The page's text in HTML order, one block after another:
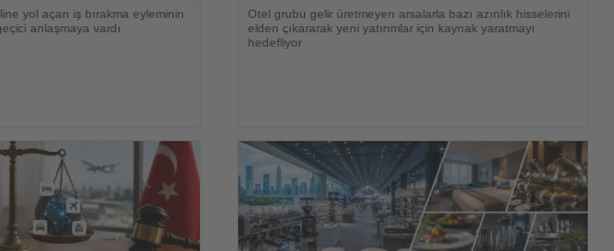
yol açan iş bırakma eyleminin
anlaşmaya vardı
Otel grubu gelir üretmeyen arsalarla bazı azınlık hisselerini
elden çıkararak yeni yatırımlar için kaynak yaratmayı
hedefliyor